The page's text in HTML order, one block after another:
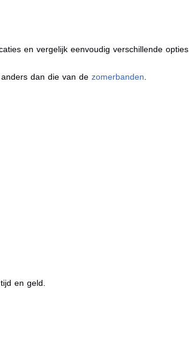
en vergelijk eenvoudig verschillende opties.
anders dan die van dezomerbanden
en geld.